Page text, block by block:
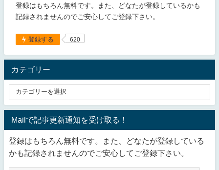
登録はもちろん無料です。また、どなたが登録しているかも
記録されませんのでご安心してご登録下さい。
登録する 620
カテゴリー
Mailで記事更新通知を受け取る！
登録はもちろん無料です。また、どなたが登録している
かも記録されませんのでご安心してご登録下さい。